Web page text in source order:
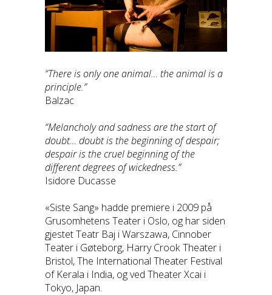
“There is only one animal… the animal is a
principle.”
Balzac
“Melancholy and sadness are the start of
doubt… doubt is the beginning of despair;
despair is the cruel beginning of the
different degrees of wickedness.”
Isidore Ducasse
«Siste Sang» hadde premiere i 2009 på
Grusomhetens Teater i Oslo, og har siden
gjestet Teatr Baj i Warszawa, Cinnober
Teater i Gøteborg, Harry Crook Theater i
Bristol, The International Theater Festival
of Kerala i India, og ved Theater Xcai i
Tokyo, Japan.